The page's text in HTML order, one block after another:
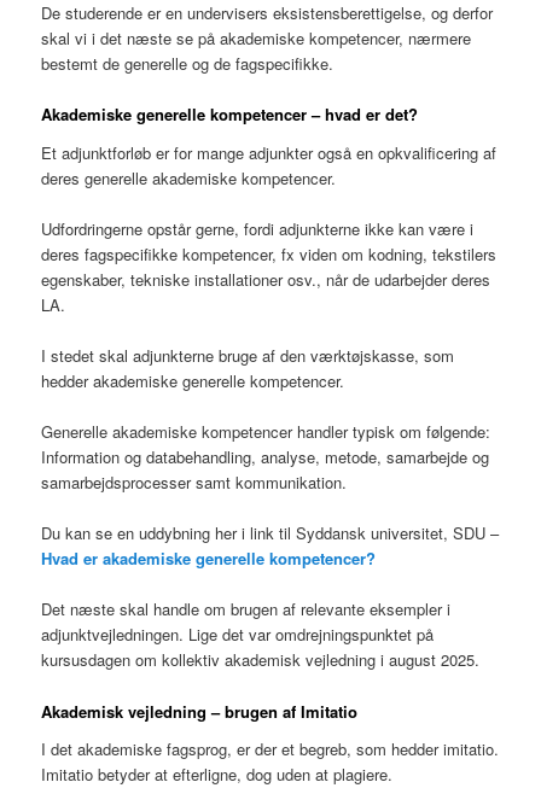
De studerende er en undervisers eksistensberettigelse, og derfor
skal vi i det næste se på akademiske kompetencer, nærmere
bestemt de generelle og de fagspecifikke.
Akademiske generelle kompetencer – hvad er det?
Et adjunktforløb er for mange adjunkter også en opkvalificering af
deres generelle akademiske kompetencer.
Udfordringerne opstår gerne, fordi adjunkterne ikke kan være i
deres fagspecifikke kompetencer, fx viden om kodning, tekstilers
egenskaber, tekniske installationer osv., når de udarbejder deres
LA.
I stedet skal adjunkterne bruge af den værktøjskasse, som
hedder akademiske generelle kompetencer.
Generelle akademiske kompetencer handler typisk om følgende:
Information og databehandling, analyse, metode, samarbejde og
samarbejdsprocesser samt kommunikation.
Du kan se en uddybning her i link til Syddansk universitet, SDU –
Hvad er akademiske generelle kompetencer?
Det næste skal handle om brugen af relevante eksempler i
adjunktvejledningen. Lige det var omdrejningspunktet på
kursusdagen om kollektiv akademisk vejledning i august 2025.
Akademisk vejledning – brugen af Imitatio
I det akademiske fagsprog, er der et begreb, som hedder imitatio.
Imitatio betyder at efterligne, dog uden at plagiere.